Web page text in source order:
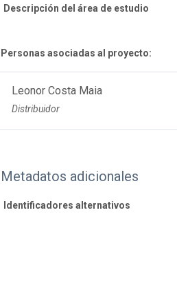
Descripción del área de estudio
Personas asociadas al proyecto:
Leonor Costa Maia
Distribuidor
Metadatos adicionales
Identificadores alternativos